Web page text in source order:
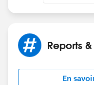
Reports
En